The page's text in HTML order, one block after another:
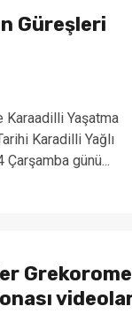
Güreşleri
Yaşatma
Karadilli Yağlı
günü...